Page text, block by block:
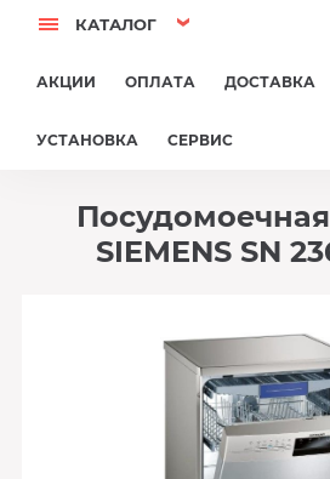
КАТАЛОГ
АКЦИИ ОПЛАТА ДОСТАВКА
УСТАНОВКА СЕРВИС
SIEMENS SN